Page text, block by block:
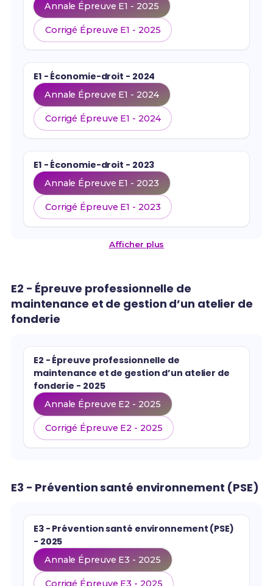
Annale Épreuve E1 - 2025
Corrigé Épreuve E1 - 2025
E1 - Économie-droit - 2024
Annale Épreuve E1 - 2024
Corrigé Épreuve E1 - 2024
E1 - Économie-droit - 2023
Annale Épreuve E1 - 2023
Corrigé Épreuve E1 - 2023
Afficher plus
E2 - Épreuve professionnelle de
maintenance et de gestion d’un atelier de
fonderie
E2 - Épreuve professionnelle de
maintenance et de gestion d’un atelier de
fonderie - 2025
Annale Épreuve E2 - 2025
Corrigé Épreuve E2 - 2025
E3 - Prévention santé environnement (PSE)
E3 - Prévention santé environnement (PSE)
- 2025
Annale Épreuve E3 - 2025
Corrigé Épreuve E3 - 2025